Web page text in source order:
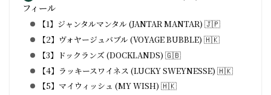
フィール
【1】ジャンタルマンタル (JANTAR MANTAR) 🇯🇵
【2】ヴォヤージュバブル (VOYAGE BUBBLE) 🇭🇰
【3】ドックランズ (DOCKLANDS) 🇬🇧
【4】ラッキースワイネス (LUCKY SWEYNESSE) 🇭🇰
【5】マイウィッシュ (MY WISH) 🇭🇰